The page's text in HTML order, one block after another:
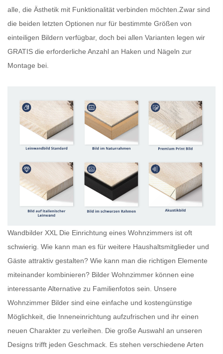
alle, die Ästhetik mit Funktionalität verbinden möchten.Zwar sind
die beiden letzten Optionen nur für bestimmte Größen von
einteiligen Bildern verfügbar, doch bei allen Varianten legen wir
GRATIS die erforderliche Anzahl an Haken und Nägeln zur
Montage bei.
Wandbilder XXL Die Einrichtung eines Wohnzimmers ist oft
schwierig. Wie kann man es für weitere Haushaltsmitglieder und
Gäste attraktiv gestalten? Wie kann man die richtigen Elemente
miteinander kombinieren? Bilder Wohnzimmer können eine
interessante Alternative zu Familienfotos sein. Unsere
Wohnzimmer Bilder sind eine einfache und kostengünstige
Möglichkeit, die Inneneinrichtung aufzufrischen und ihr einen
neuen Charakter zu verleihen. Die große Auswahl an unseren
Designs trifft jeden Geschmack. Es stehen verschiedene Arten